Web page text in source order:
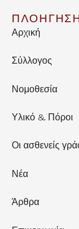
Αρχική
Σύλλογος
Νομοθεσία
Υλικό & Πόροι
Οι ασθενείς
Νέα
Άρθρα